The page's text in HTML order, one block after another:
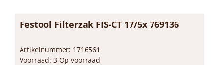
Festool Filterzak FIS-CT 17/5x 769136
Artikelnummer: 1716561
Voorraad: 3 Op voorraad